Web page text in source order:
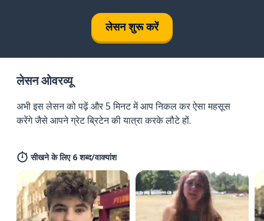
लेसन शुरू करें
लेसन ओवरव्यू
अभी इस लेसन को पढ़ें और 5 मिनट में आप निकल कर ऐसा महसूस
करेंगे जैसे आपने ग्रेट ब्रिटेन की यात्रा करके लौटे हों.
सीखने के लिए 6 शब्द/वाक्यांश